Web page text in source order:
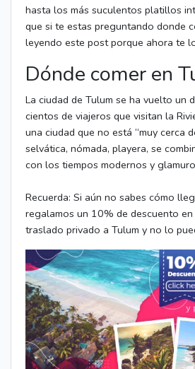
hasta los más suculentos platillos
que si te estas preguntando donde
leyendo este post porque ahora te
Dónde comer en
La ciudad de Tulum se ha vuelto un
cientos de viajeros que visitan la
una ciudad que no está “muy cerca
selvática, nómada, playera, se
con los tiempos modernos y
Recuerda: Si aún no sabes cómo
regalamos un 10% de descuento
traslado privado a Tulum y no lo